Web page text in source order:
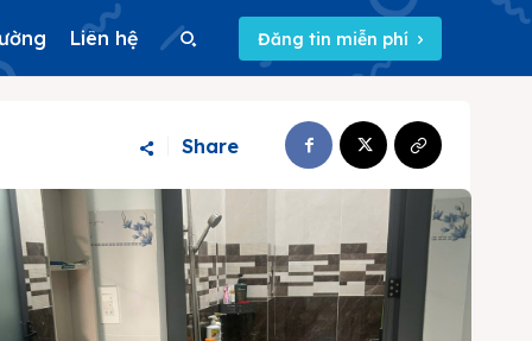
Search
Search
Liên hệ Đăng tin miễn phí
Share